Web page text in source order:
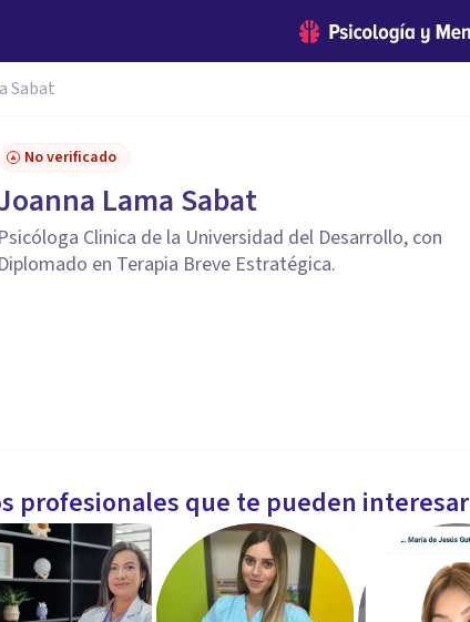
Sabat
No verificado
Lama Sabat
Psicóloga Clinica de la Universidad del Desarrollo, con
Diplomado en Terapia Breve Estratégica.
profesionales que te pueden interesar